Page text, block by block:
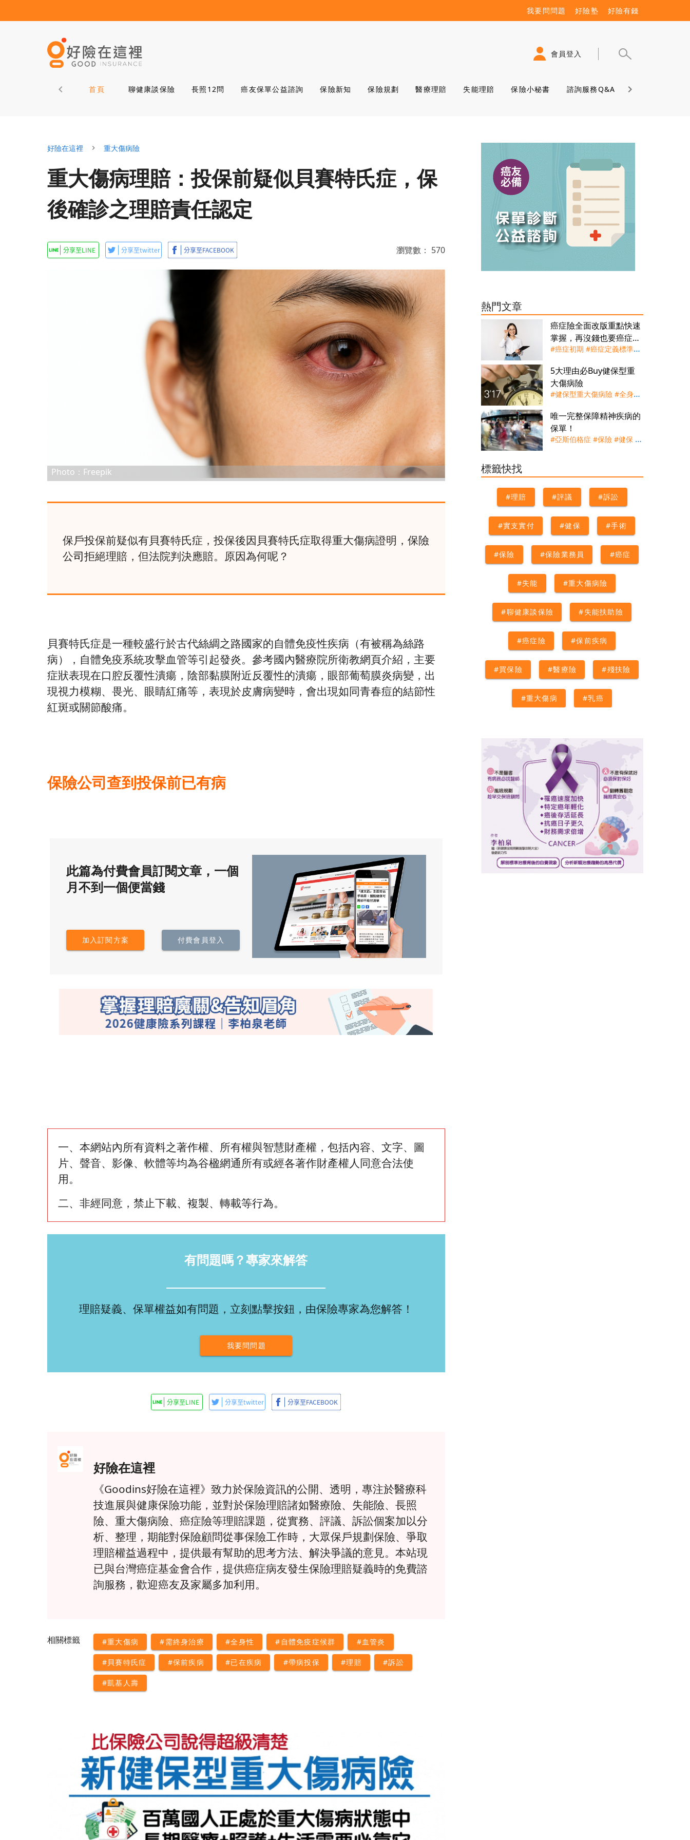
我要問問題 好險塾 好險有錢
會員登入
首頁 聊健康談保險 長照12問 癌友保單公益諮詢 保險新知 保險規劃 醫療理賠 失能理賠 保險小秘書 諮詢服務Q&A 保險學堂
好險在這裡 重大傷病險
重大傷病理賠：投保前疑似貝賽特氏症，保
後確診之理賠責任認定
瀏覽數： 570
Photo：Freepik
保戶投保前疑似有貝賽特氏症，投保後因貝賽特氏症取得重大傷病證明，保險
公司拒絕理賠，但法院判決應賠。原因為何呢？
貝賽特氏症是一種較盛行於古代絲綢之路國家的自體免疫性疾病（有被稱為絲路
病），自體免疫系統攻擊血管等引起發炎。參考國內醫療院所衛教網頁介紹，主要
症狀表現在口腔反覆性潰瘍，陰部黏膜附近反覆性的潰瘍，眼部葡萄膜炎病變，出
現視力模糊、畏光、眼睛紅痛等，表現於皮膚病變時，會出現如同青春痘的結節性
紅斑或關節酸痛。
保險公司查到投保前已有病
此篇為付費會員訂閱文章，一個
月不到一個便當錢
加入訂閱方案 付費會員登入
一、本網站內所有資料之著作權、所有權與智慧財產權，包括內容、文字、圖
片、聲音、影像、軟體等均為谷楹網通所有或經各著作財產權人同意合法使
用。
二、非經同意，禁止下載、複製、轉載等行為。
有問題嗎？專家來解答
理賠疑義、保單權益如有問題，立刻點擊按鈕，由保險專家為您解答！
我要問問題
好險在這裡
《Goodins好險在這裡》致力於保險資訊的公開、透明，專注於醫療科
技進展與健康保險功能，並對於保險理賠諸如醫療險、失能險、長照
險、重大傷病險、癌症險等理賠課題，從實務、評議、訴訟個案加以分
析、整理，期能對保險顧問從事保險工作時，大眾保戶規劃保險、爭取
理賠權益過程中，提供最有幫助的思考方法、解決爭議的意見。本站現
已與台灣癌症基金會合作，提供癌症病友發生保險理賠疑義時的免費諮
詢服務，歡迎癌友及家屬多加利用。
相關標籤 #重大傷病 #需終身治療 #全身性 #自體免疫症候群 #血管炎
#貝賽特氏症 #保前疾病 #已在疾病 #帶病投保 #理賠 #訴訟
#凱基人壽
熱門文章
癌症險全面改版重點快速
掌握，再沒錢也要癌症保
障
#癌症初期 #癌症定義標準化
險#重大傷病險#重大疾病險
5大理由必Buy健保型重
大傷病險
#健保型重大傷病險 #全身性
洗腎#癌症#罕見疾病#腦中
風
唯一完整保障精神疾病的
保單！
#亞斯伯格症 #保險 #健保 #
神病#自閉症#買保險#躁鬱
症#重大傷病證明#重大傷病
險#重鬱症
標籤快找
#理賠 #評議 #訴訟
#實支實付 #健保 #手術
#保險 #保險業務員 #癌症
#失能 #重大傷病險
#聊健康談保險 #失能扶助險
#癌症險 #保前疾病
#買保險 #醫療險 #殘扶險
#重大傷病 #乳癌